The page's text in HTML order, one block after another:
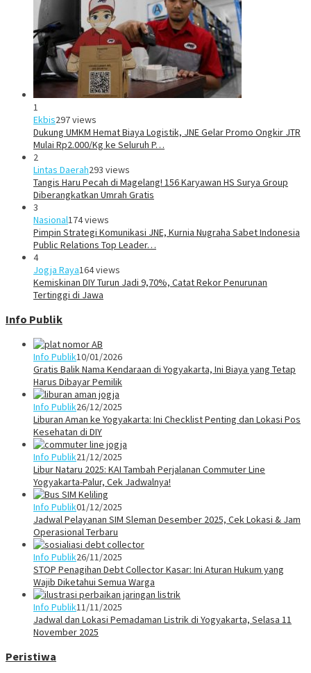
1
Ekbis297 views
Dukung UMKM Hemat Biaya Logistik, JNE Gelar Promo Ongkir JTR
Mulai Rp2.000/Kg ke Seluruh P…
2
Lintas Daerah293 views
Tangis Haru Pecah di Magelang! 156 Karyawan HS Surya Group
Diberangkatkan Umrah Gratis
3
Nasional174 views
Pimpin Strategi Komunikasi JNE, Kurnia Nugraha Sabet Indonesia
Public Relations Top Leader…
4
Jogja Raya164 views
Kemiskinan DIY Turun Jadi 9,70%, Catat Rekor Penurunan
Tertinggi di Jawa
Info Publik
Info Publik10/01/2026
Gratis Balik Nama Kendaraan di Yogyakarta, Ini Biaya yang Tetap
Harus Dibayar Pemilik
Info Publik26/12/2025
Liburan Aman ke Yogyakarta: Ini Checklist Penting dan Lokasi Pos
Kesehatan di DIY
Info Publik21/12/2025
Libur Nataru 2025: KAI Tambah Perjalanan Commuter Line
Yogyakarta-Palur, Cek Jadwalnya!
Info Publik01/12/2025
Jadwal Pelayanan SIM Sleman Desember 2025, Cek Lokasi & Jam
Operasional Terbaru
Info Publik26/11/2025
STOP Penagihan Debt Collector Kasar: Ini Aturan Hukum yang
Wajib Diketahui Semua Warga
Info Publik11/11/2025
Jadwal dan Lokasi Pemadaman Listrik di Yogyakarta, Selasa 11
November 2025
Peristiwa